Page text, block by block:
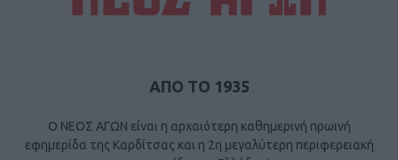
ΑΠΟ ΤΟ 1935
Ο ΝΕΟΣ ΑΓΩΝ είναι η αρχαιότερη καθημερινή πρωινή
εφημερίδα της Καρδίτσας και η 2η μεγαλύτερη περιφερειακή